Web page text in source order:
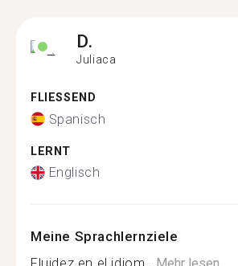
D.
Juliaca
FLIESSEND
Spanisch
LERNT
Englisch
Meine Sprachlernziele